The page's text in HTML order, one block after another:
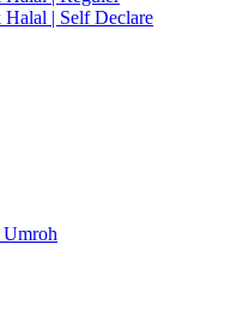
| Self Declare
Umroh